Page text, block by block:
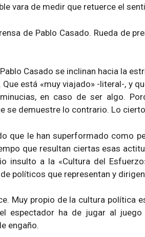
vara de medir que retuerce el
de Pablo Casado. Rueda de
Casado se inclinan hacia la
está «muy viajado» -literal-, y
en caso de ser algo.
se demuestre lo contrario. Lo
que le han superformado como
que resultan ciertas esas
insulto a la «Cultura del
políticos que representan y
Muy propio de la cultura política
espectador ha de jugar al
engaño.